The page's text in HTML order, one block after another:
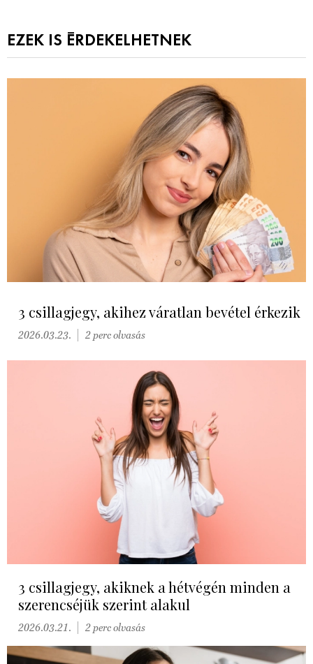
EZEK IS ÉRDEKELHETNEK
3 csillagjegy, akihez váratlan bevétel érkezik
2026.03.23. 2 perc olvasás
3 csillagjegy, akiknek a hétvégén minden a
szerencséjük szerint alakul
2026.03.21. 2 perc olvasás